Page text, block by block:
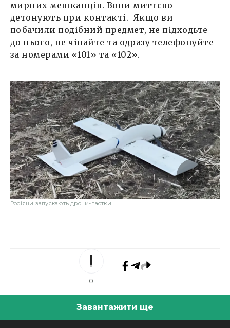
мирних мешканців. Вони миттєво
детонують при контакті. Якщо ви
побачили подібний предмет, не підходьте
до нього, не чіпайте та одразу телефонуйте
за номерами «101» та «102».
Росіяни запускають дрони-пастки
0
Завантажити ще